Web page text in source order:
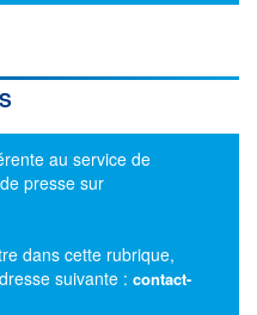
au service de
presse sur
dans cette rubrique,
suivante : contact-